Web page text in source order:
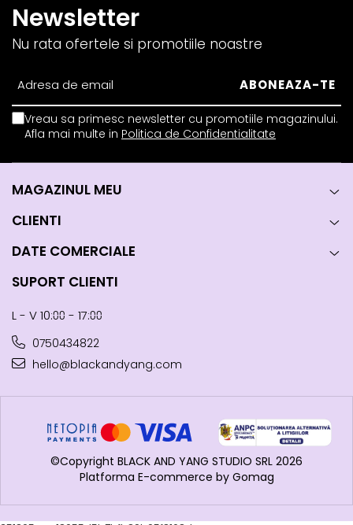
Newsletter
Nu rata ofertele si promotiile noastre
Vreau sa primesc newsletter cu promotiile magazinului.
Afla mai multe in Politica de Confidentialitate
MAGAZINUL MEU
CLIENTI
DATE COMERCIALE
SUPORT CLIENTI
L - V 10:⩇⩇ - 17:⩇⩇
0750434822
hello@blackandyang.com
©Copyright BLACK AND YANG STUDIO SRL 2026
Platforma E-commerce by Gomag